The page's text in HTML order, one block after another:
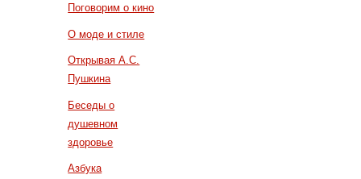
Поговорим о кино
О моде и стиле
Открывая А.С.
Пушкина
Беседы о
душевном
здоровье
Азбука